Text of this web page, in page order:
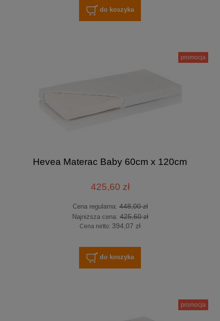
do koszyka
Hevea Materac Baby 60cm x 120cm
425,60 zł
Cena regularna:448,00 zł
Najniższa cena:425,60 zł
Cena netto: 394,07 zł
do koszyka
promocja
promocja